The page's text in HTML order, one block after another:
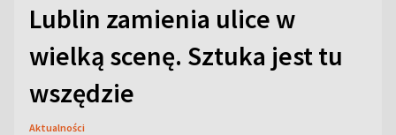
Lublin zamienia ulice w
wielką scenę. Sztuka jest tu
wszędzie
Aktualności